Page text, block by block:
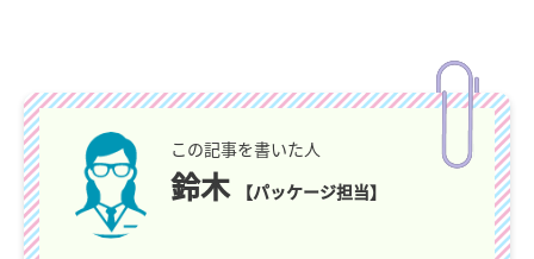
この記事を書いた人
鈴木 【パッケージ担当】